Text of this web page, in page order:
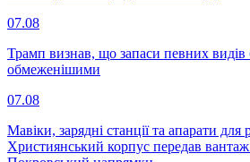
07.08
Трамп визнав, що запаси певних видів
обмеженішими
07.08
Мавіки, зарядні станції та апарати для
Християнський корпус передав вантаж